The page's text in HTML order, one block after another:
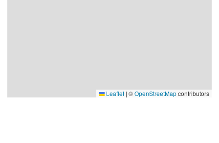
Leaflet | ©OpenStreetMapcontributors